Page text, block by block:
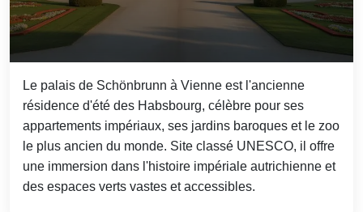
Le palais de Schönbrunn à Vienne est l'ancienne
résidence d'été des Habsbourg, célèbre pour ses
appartements impériaux, ses jardins baroques et le zoo
le plus ancien du monde. Site classé UNESCO, il offre
une immersion dans l'histoire impériale autrichienne et
des espaces verts vastes et accessibles.